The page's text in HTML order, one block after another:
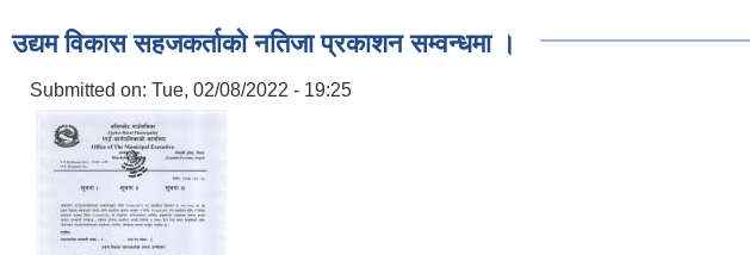
उद्यम विकास सहजकर्ताको नतिजा प्रकाशन सम्वन्धमा ।
Submitted on: Tue, 02/08/2022 - 19:25